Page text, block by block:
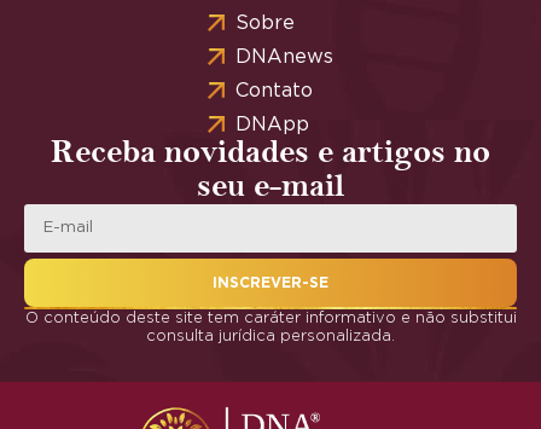
Sobre
DNAnews
Contato
DNApp
Receba novidades e artigos no
seu e-mail
INSCREVER-SE
O conteúdo deste site tem caráter informativo e não substitui
consulta jurídica personalizada.